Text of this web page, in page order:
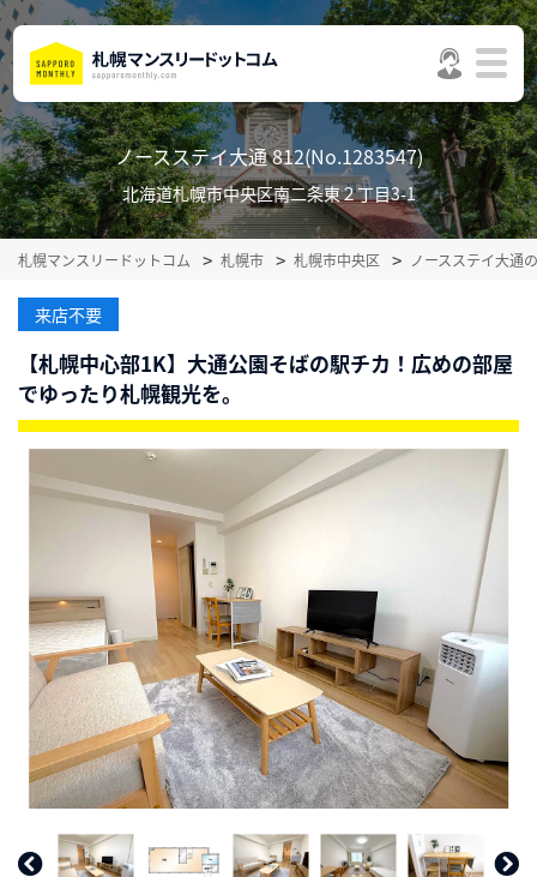
ノースステイ大通 812(No.1283547)
北海道札幌市中央区南二条東２丁目3-1
札幌マンスリードットコム 札幌市 札幌市中央区 ノースステイ大通
来店不要
【札幌中心部1K】大通公園そばの駅チカ！広めの部屋
でゆったり札幌観光を。